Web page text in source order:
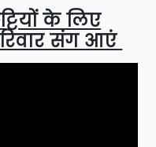
के लिए
संग आएं